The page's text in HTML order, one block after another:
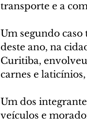
transporte e a
Um segundo
deste ano, na
Curitiba,
carnes e
Um dos
veículos e